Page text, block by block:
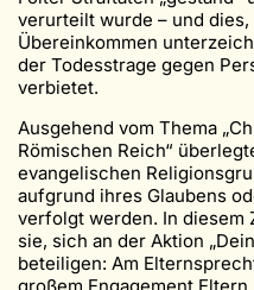
verurteilt wurde – und
Übereinkommen
der Todesstrage gegen
verbietet.
Ausgehend vom Thema
Römischen Reich“
evangelischen
aufgrund ihres Glaubens
verfolgt werden. In diesem
sie, sich an der Aktion
beteiligen: Am